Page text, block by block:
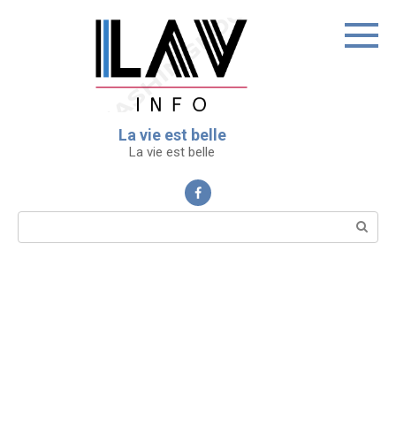
La vie est belle
La vie est belle
Поиск: